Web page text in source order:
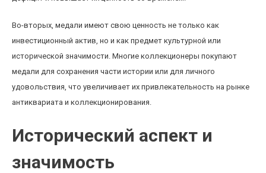
Во-вторых, медали имеют свою ценность не только как
инвестиционный актив, но и как предмет культурной или
исторической значимости. Многие коллекционеры покупают
медали для сохранения части истории или для личного
удовольствия, что увеличивает их привлекательность на рынке
антиквариата и коллекционирования.
Исторический аспект и
значимость